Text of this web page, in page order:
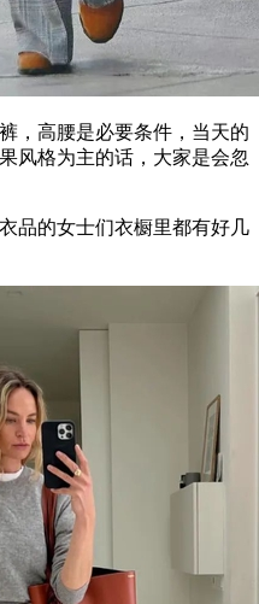
高腰是必要条件，当天的
风格为主的话，大家是会忽
的女士们衣橱里都有好几